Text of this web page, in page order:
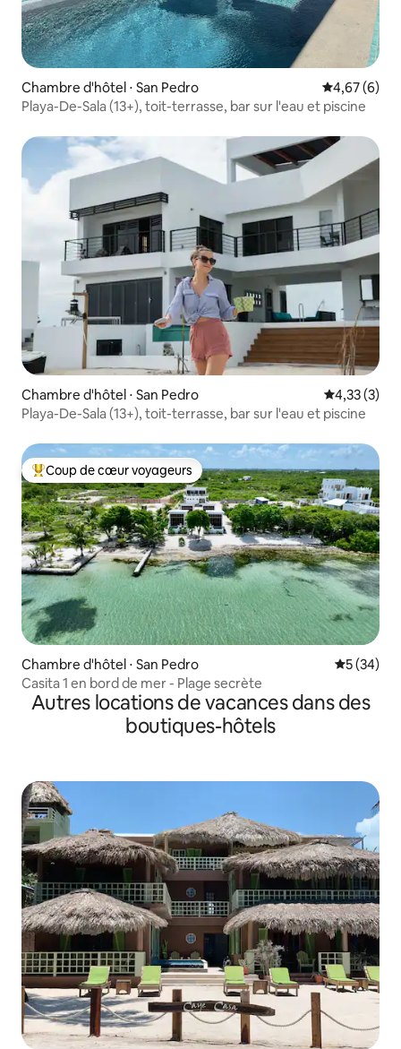
Chambre d'hôtel ⋅ San Pedro Évaluation
4,67 (6)
Playa-De-Sala (13+), toit-terrasse, bar sur l'eau et piscine
Chambre d'hôtel ⋅ San Pedro Évaluation
4,33 (3)
Playa-De-Sala (13+), toit-terrasse, bar sur l'eau et piscine
Coups de cœur voyageurs les plus appréciés
Coup de cœur voyageurs
Chambre d'hôtel ⋅ San Pedro
5 (34)
Casita 1 en bord de mer - Plage secrète
Autres locations de vacances dans des
boutiques-hôtels